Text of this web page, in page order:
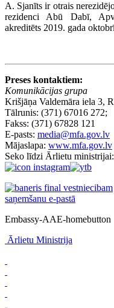
A. Sjanīts ir otrais
rezidenci Abū Dabī,
akreditēts 2019. gada
Preses kontaktiem:
Komunikācijas grupa
Krišjāņa Valdemāra iela 3,
Tālrunis: (371) 67016 272;
Fakss: (371) 67828 121
E-pasts: media@mfa.gov.lv
Mājaslapa: www.mfa.gov.lv
Seko līdzi Ārlietu ministrijai:
saņemšanu e-pastā
Embassy-AAE-homebutton
Ārlietu Ministrija